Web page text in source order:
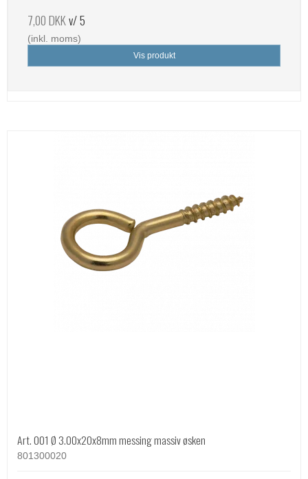
7,00 DKKv/ 5
(inkl. moms)
Vis produkt
Art. 001 Ø 3.00x20x8mm messing massiv øsken
801300020